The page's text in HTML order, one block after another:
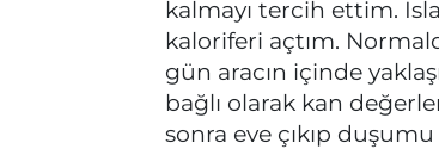
kalmayı tercih ettim.
kaloriferi açtım.
gün aracın içinde
bağlı olarak kan
sonra eve çıkıp